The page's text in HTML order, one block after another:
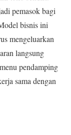
pemasok bagi
bisnis ini
mengeluarkan
langsung
pendamping
sama dengan